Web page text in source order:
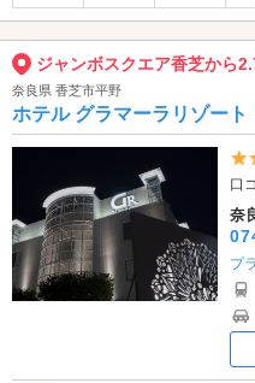
ジャンボスクエア香芝から
奈良県 香芝市平野
ホテル グラマーラリゾート
口
奈
プ